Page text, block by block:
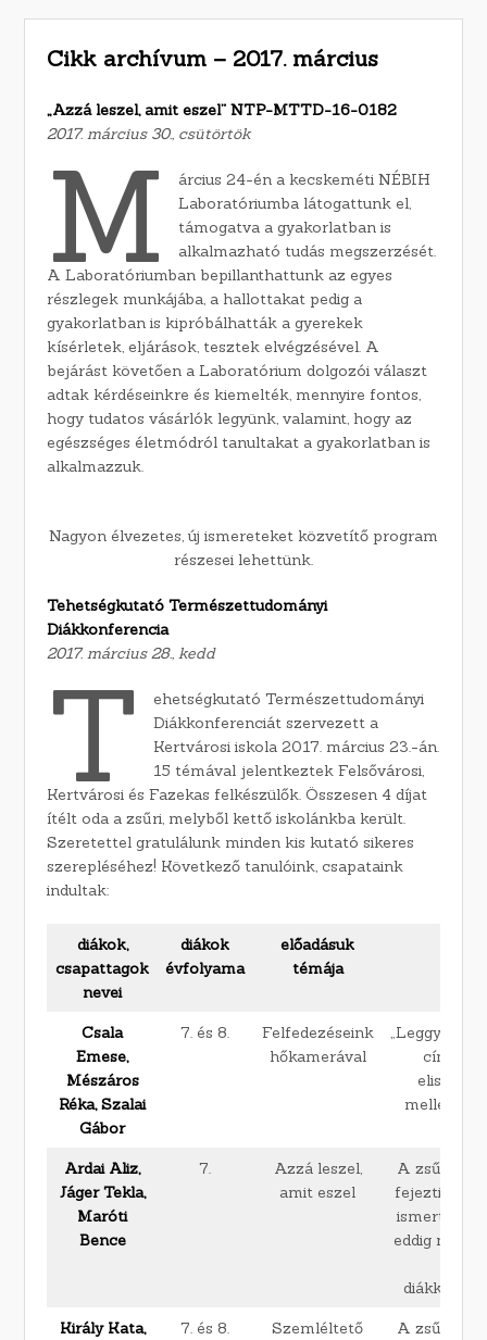
Cikk archívum – 2017. március
„Azzá leszel, amit eszel” NTP-MTTD-16-0182
2017. március 30., csütörtök
M
árcius 24-én a kecskeméti NÉBIH
Laboratóriumba látogattunk el,
támogatva a gyakorlatban is
alkalmazható tudás megszerzését.
A Laboratóriumban bepillanthattunk az egyes
részlegek munkájába, a hallottakat pedig a
gyakorlatban is kipróbálhatták a gyerekek
kísérletek, eljárások, tesztek elvégzésével. A
bejárást követően a Laboratórium dolgozói választ
adtak kérdéseinkre és kiemelték, mennyire fontos,
hogy tudatos vásárlók legyünk, valamint, hogy az
egészséges életmódról tanultakat a gyakorlatban is
alkalmazzuk.
Nagyon élvezetes, új ismereteket közvetítő program
részesei lehettünk.
Tehetségkutató Természettudományi
Diákkonferencia
2017. március 28., kedd
T
ehetségkutató Természettudományi
Diákkonferenciát szervezett a
Kertvárosi iskola 2017. március 23.-án.
15 témával jelentkeztek Felsővárosi,
Kertvárosi és Fazekas felkészülők. Összesen 4 díjat
ítélt oda a zsűri, melyből kettő iskolánkba került.
Szeretettel gratulálunk minden kis kutató sikeres
szerepléséhez! Következő tanulóink, csapataink
indultak:
diákok,
csapattagok
nevei
diákok
évfolyama
előadásuk
témája
Csala
Emese,
Mészáros
Réka, Szalai
Gábor
7. és 8.
Felfedezéseink
hőkamerával
címmel
mellékelt
Ardai Aliz,
Jáger Tekla,
Maróti
Bence
7.
Azzá leszel,
amit eszel
A zsűri
fejezti ki a
eddig nem
Király Kata,
7. és 8.
Szemléltető
A zsűri